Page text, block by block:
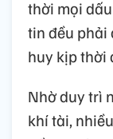
thời mọi
tin đều phải
huy kịp thời
Nhờ duy trì
khí tài,